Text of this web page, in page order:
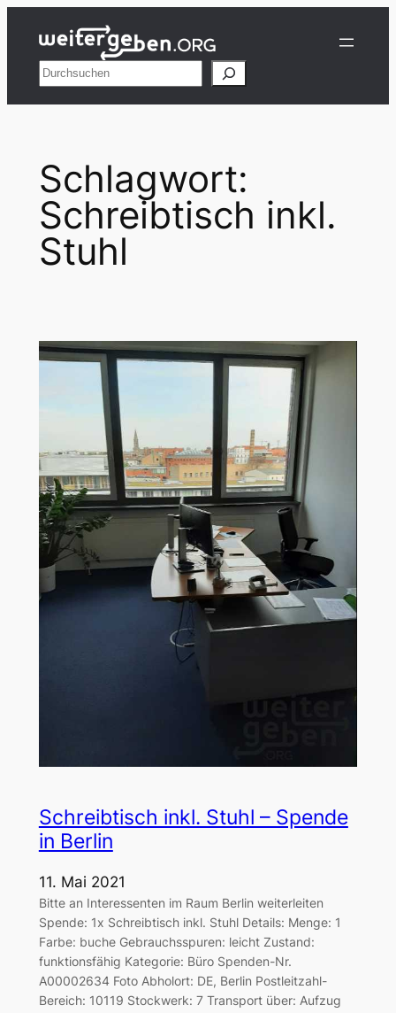
Inhalt
springenSuchen
Schlagwort:
Schreibtisch inkl.
Stuhl
Schreibtisch inkl. Stuhl – Spende
in Berlin
11. Mai 2021
Bitte an Interessenten im Raum Berlin weiterleiten
Spende: 1x Schreibtisch inkl. Stuhl Details: Menge: 1
Farbe: buche Gebrauchsspuren: leicht Zustand:
funktionsfähig Kategorie: Büro Spenden-Nr.
A00002634 Foto Abholort: DE, Berlin Postleitzahl-
Bereich: 10119 Stockwerk: 7 Transport über: Aufzug